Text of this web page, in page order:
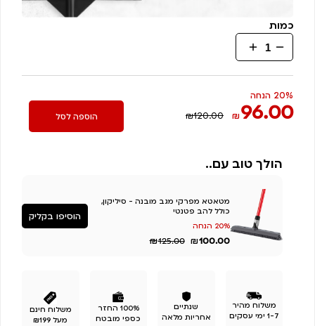
כמות
כמות
של
מגב
קלאסי-
מתאים
20% הנחה
₪96.00
₪120.00 הוספה לסל
הולך טוב עם..
מטאטא מפרקי מגב מובנה - סיליקון,
כולל להב פטנטי
20% הנחה
₪100.00
₪125.00
הוסיפו בקליק
משלוח מהיר
1-7 ימי עסקים
שנתיים
אחריות מלאה
100% החזר
כספי מובטח
משלוח חינם
מעל ₪199